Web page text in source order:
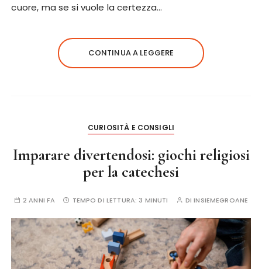
cuore, ma se si vuole la certezza…
CONTINUA A LEGGERE
CURIOSITÀ E CONSIGLI
Imparare divertendosi: giochi religiosi
per la catechesi
2 ANNI FA TEMPO DI LETTURA: 3 MINUTI DIINSIEMEGROANE